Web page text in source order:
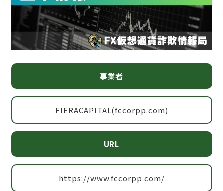
事業者
FIERACAPITAL(fccorpp.com)
URL
https://www.fccorpp.com/